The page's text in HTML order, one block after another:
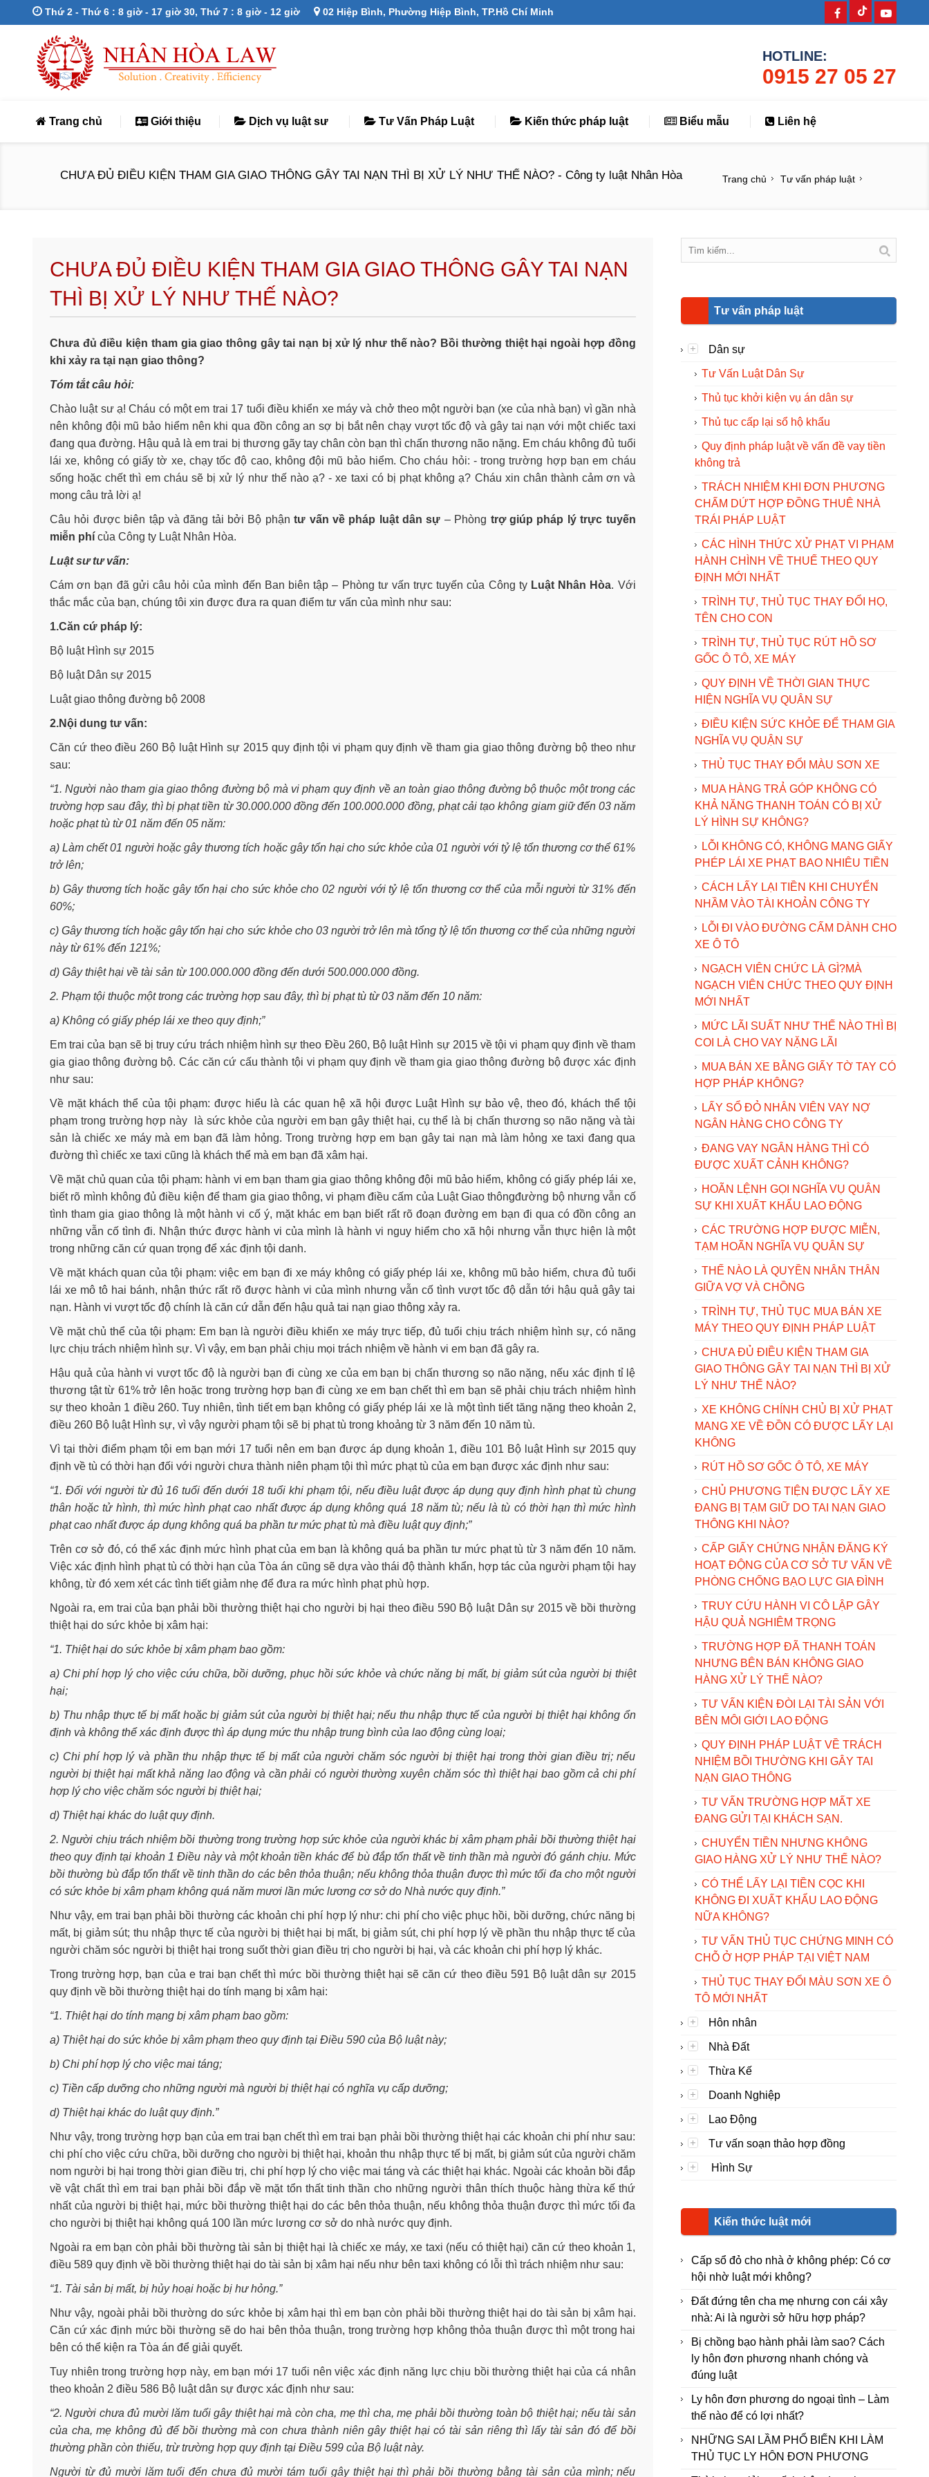
Thứ 2 - Thứ 6 : 8 giờ - 17 giờ 30, Thứ 7 : 8 giờ - 12 giờ 02 Hiệp Bình, Phường Hiệp Bình, TP.Hồ Chí Minh
HOTLINE:
0915 27 05 27
Trang chủ Giới thiệu Dịch vụ luật sư Tư Vấn Pháp Luật Kiến thức pháp luật Biểu mẫu Liên hệ
CHƯA ĐỦ ĐIỀU KIỆN THAM GIA GIAO THÔNG GÂY TAI NẠN THÌ BỊ XỬ LÝ NHƯ THẾ NÀO? - Công ty luật Nhân Hòa Trang chủ Tư vấn pháp luật
CHƯA ĐỦ ĐIỀU KIỆN THAM GIA GIAO THÔNG GÂY TAI NẠN
THÌ BỊ XỬ LÝ NHƯ THẾ NÀO?
Chưa đủ điều kiện tham gia giao thông gây tai nạn bị xử lý như thế nào? Bồi thường thiệt hại ngoài hợp đồng
khi xảy ra tại nạn giao thông?
Tóm tắt câu hỏi:
Chào luật sư ạ! Cháu có một em trai 17 tuổi điều khiển xe máy và chở theo một người bạn (xe của nhà bạn) vì gần nhà
nên không đội mũ bảo hiểm nên khi qua đồn công an sợ bị bắt nên chạy vượt tốc độ và gây tai nạn với một chiếc taxi
đang qua đường. Hậu quả là em trai bị thương gãy tay chân còn bạn thì chấn thương não nặng. Em cháu không đủ tuổi
lái xe, không có giấy tờ xe, chạy tốc độ cao, không đội mũ bảo hiểm. Cho cháu hỏi: - trong trường hợp bạn em cháu
sống hoặc chết thì em cháu sẽ bị xử lý như thế nào ạ? - xe taxi có bị phạt không ạ? Cháu xin chân thành cảm ơn và
mong câu trả lời ạ!
Câu hỏi được biên tập và đăng tải bởi Bộ phậntư vấn về pháp luật dân sự – Phòng trợ giúp pháp lý trực tuyến
miễn phí của Công ty Luật Nhân Hòa.
Luật sư tư vấn:
Cám ơn bạn đã gửi câu hỏi của mình đến Ban biên tập – Phòng tư vấn trực tuyến của Công ty Luật Nhân Hòa. Với
thắc mắc của bạn, chúng tôi xin được đưa ra quan điểm tư vấn của mình như sau:
1.Căn cứ pháp lý:
Bộ luật Hình sự 2015
Bộ luật Dân sự 2015
Luật giao thông đường bộ 2008
2.Nội dung tư vấn:
Căn cứ theo điều 260 Bộ luật Hình sự 2015 quy định tội vi phạm quy định về tham gia giao thông đường bộ theo như
sau:
“1. Người nào tham gia giao thông đường bộ mà vi phạm quy định về an toàn giao thông đường bộ thuộc một trong các
trường hợp sau đây, thì bị phạt tiền từ 30.000.000 đồng đến 100.000.000 đồng, phạt cải tạo không giam giữ đến 03 năm
hoặc phạt tù từ 01 năm đến 05 năm:
a) Làm chết 01 người hoặc gây thương tích hoặc gây tổn hại cho sức khỏe của 01 người với tỷ lệ tổn thương cơ thể 61%
trở lên;
b) Gây thương tích hoặc gây tổn hại cho sức khỏe cho 02 người với tỷ lệ tổn thương cơ thể của mỗi người từ 31% đến
60%;
c) Gây thương tích hoặc gây tổn hại cho sức khỏe cho 03 người trở lên mà tổng tỷ lệ tổn thương cơ thể của những người
này từ 61% đến 121%;
d) Gây thiệt hại về tài sản từ 100.000.000 đồng đến dưới 500.000.000 đồng.
2. Phạm tội thuộc một trong các trường hợp sau đây, thì bị phạt tù từ 03 năm đến 10 năm:
a) Không có giấy phép lái xe theo quy định;”
Em trai của bạn sẽ bị truy cứu trách nhiệm hình sự theo Đều 260, Bộ luật Hình sự 2015 về tội vi phạm quy định về tham
gia giao thông đường bộ. Các căn cứ cấu thành tội vi phạm quy định về tham gia giao thông đường bộ được xác định
như sau:
Về mặt khách thể của tội phạm: được hiểu là các quan hệ xã hội được Luật Hình sự bảo vệ, theo đó, khách thể tội
phạm trong trường hợp này là sức khỏe của người em bạn gây thiệt hại, cụ thể là bị chấn thương sọ não nặng và tài
sản là chiếc xe máy mà em bạn đã làm hỏng. Trong trường hợp em bạn gây tai nạn mà làm hỏng xe taxi đang qua
đường thì chiếc xe taxi cũng là khách thể mà em bạn đã xâm hại.
Về mặt chủ quan của tội phạm: hành vi em bạn tham gia giao thông không đội mũ bảo hiểm, không có giấy phép lái xe,
biết rõ mình không đủ điều kiện để tham gia giao thông, vi phạm điều cấm của Luật Giao thôngđường bộ nhưng vẫn cố
tình tham gia giao thông là một hành vi cố ý, mặt khác em bạn biết rất rõ đoạn đường em bạn đi qua có đồn công an
những vẫn cố tình đi. Nhận thức được hành vi của mình là hành vi nguy hiểm cho xã hội nhưng vẫn thực hiện là một
trong những căn cứ quan trọng để xác định tội danh.
Về mặt khách quan của tội phạm: việc em bạn đi xe máy không có giấy phép lái xe, không mũ bảo hiểm, chưa đủ tuổi
lái xe mô tô hai bánh, nhận thức rất rõ được hành vi của mình nhưng vẫn cố tình vượt tốc độ dẫn tới hậu quả gây tai
nạn. Hành vi vượt tốc độ chính là căn cứ dẫn đến hậu quả tai nạn giao thông xảy ra.
Về mặt chủ thể của tội phạm: Em bạn là người điều khiển xe máy trực tiếp, đủ tuổi chịu trách nhiệm hình sự, có năng
lực chịu trách nhiệm hình sự. Vì vậy, em bạn phải chịu mọi trách nhiệm về hành vi em bạn đã gây ra.
Hậu quả của hành vi vượt tốc độ là người bạn đi cùng xe của em bạn bị chấn thương sọ não nặng, nếu xác định tỉ lệ
thương tật từ 61% trở lên hoặc trong trường hợp bạn đi cùng xe em bạn chết thì em bạn sẽ phải chịu trách nhiệm hình
sự theo khoản 1 điều 260. Tuy nhiên, tình tiết em bạn không có giấy phép lái xe là một tình tiết tăng nặng theo khoản 2,
điều 260 Bộ luật Hình sự, vì vậy người phạm tội sẽ bị phạt tù trong khoảng từ 3 năm đến 10 năm tù.
Vì tại thời điểm phạm tội em bạn mới 17 tuổi nên em bạn được áp dụng khoản 1, điều 101 Bộ luật Hình sự 2015 quy
định về tù có thời hạn đối với người chưa thành niên phạm tội thì mức phạt tù của em bạn được xác định như sau:
“1. Đối với người từ đủ 16 tuổi đến dưới 18 tuổi khi phạm tội, nếu điều luật được áp dụng quy định hình phạt tù chung
thân hoặc tử hình, thì mức hình phạt cao nhất được áp dụng không quá 18 năm tù; nếu là tù có thời hạn thì mức hình
phạt cao nhất được áp dụng không quá ba phần tư mức phạt tù mà điều luật quy định;”
Trên cơ sở đó, có thể xác định mức hình phạt của em bạn là không quá ba phần tư mức phạt tù từ 3 năm đến 10 năm.
Việc xác định hình phạt tù có thời hạn của Tòa án cũng sẽ dựa vào thái độ thành khẩn, hợp tác của người phạm tội hay
không, từ đó xem xét các tình tiết giảm nhẹ để đưa ra mức hình phạt phù hợp.
Ngoài ra, em trai của bạn phải bồi thường thiệt hại cho người bị hại theo điều 590 Bộ luật Dân sự 2015 về bồi thường
thiệt hại do sức khỏe bị xâm hại:
“1. Thiệt hại do sức khỏe bị xâm phạm bao gồm:
a) Chi phí hợp lý cho việc cứu chữa, bồi dưỡng, phục hồi sức khỏe và chức năng bị mất, bị giảm sút của người bị thiệt
hại;
b) Thu nhập thực tế bị mất hoặc bị giảm sút của người bị thiệt hại; nếu thu nhập thực tế của người bị thiệt hại không ổn
định và không thể xác định được thì áp dụng mức thu nhập trung bình của lao động cùng loại;
c) Chi phí hợp lý và phần thu nhập thực tế bị mất của người chăm sóc người bị thiệt hại trong thời gian điều trị; nếu
người bị thiệt hại mất khả năng lao động và cần phải có người thường xuyên chăm sóc thì thiệt hại bao gồm cả chi phí
hợp lý cho việc chăm sóc người bị thiệt hại;
d) Thiệt hại khác do luật quy định.
2. Người chịu trách nhiệm bồi thường trong trường hợp sức khỏe của người khác bị xâm phạm phải bồi thường thiệt hại
theo quy định tại khoản 1 Điều này và một khoản tiền khác để bù đắp tổn thất về tinh thần mà người đó gánh chịu. Mức
bồi thường bù đắp tổn thất về tinh thần do các bên thỏa thuận; nếu không thỏa thuận được thì mức tối đa cho một người
có sức khỏe bị xâm phạm không quá năm mươi lần mức lương cơ sở do Nhà nước quy định.”
Như vậy, em trai bạn phải bồi thường các khoản chi phí hợp lý như: chi phí cho việc phục hồi, bồi dưỡng, chức năng bị
mất, bị giảm sút; thu nhập thực tế của người bị thiệt hại bị mất, bị giảm sút, chi phí hợp lý về phần thu nhập thực tế của
người chăm sóc người bị thiệt hại trong suốt thời gian điều trị cho người bị hại, và các khoản chi phí hợp lý khác.
Trong trường hợp, bạn của e trai bạn chết thì mức bồi thường thiệt hại sẽ căn cứ theo điều 591 Bộ luật dân sự 2015
quy định về bồi thường thiệt hại do tính mạng bị xâm hại:
“1. Thiệt hại do tính mạng bị xâm phạm bao gồm:
a) Thiệt hại do sức khỏe bị xâm phạm theo quy định tại Điều 590 của Bộ luật này;
b) Chi phí hợp lý cho việc mai táng;
c) Tiền cấp dưỡng cho những người mà người bị thiệt hại có nghĩa vụ cấp dưỡng;
d) Thiệt hại khác do luật quy định.”
Như vậy, trong trường hợp bạn của em trai bạn chết thì em trai bạn phải bồi thường thiệt hại các khoản chi phí như sau:
chi phí cho việc cứu chữa, bồi dưỡng cho người bị thiệt hại, khoản thu nhập thực tế bị mất, bị giảm sút của người chăm
nom người bị hại trong thời gian điều trị, chi phí hợp lý cho việc mai táng và các thiệt hại khác. Ngoài các khoản bồi đắp
về vật chất thì em trai bạn phải bồi đắp về mặt tổn thất tinh thần cho những người thân thích thuộc hàng thừa kế thứ
nhất của người bị thiệt hại, mức bồi thường thiệt hại do các bên thỏa thuận, nếu không thỏa thuận được thì mức tối đa
cho người bị thiệt hại không quá 100 lần mức lương cơ sở do nhà nước quy định.
Ngoài ra em bạn còn phải bồi thường tài sản bị thiệt hại là chiếc xe máy, xe taxi (nếu có thiệt hại) căn cứ theo khoản 1,
điều 589 quy định về bồi thường thiệt hại do tài sản bị xâm hại nếu như bên taxi không có lỗi thì trách nhiệm như sau:
“1. Tài sản bị mất, bị hủy hoại hoặc bị hư hỏng.”
Như vậy, ngoài phải bồi thường do sức khỏe bị xâm hại thì em bạn còn phải bồi thường thiệt hại do tài sản bị xâm hại.
Căn cứ xác định mức bồi thường sẽ do hai bên thỏa thuận, trong trường hợp không thỏa thuận được thì một trong hai
bên có thể kiện ra Tòa án để giải quyết.
Tuy nhiên trong trường hợp này, em bạn mới 17 tuổi nên việc xác định năng lực chịu bồi thường thiệt hại của cá nhân
theo khoản 2 điều 586 Bộ luật dân sự được xác định như sau:
“2. Người chưa đủ mười lăm tuổi gây thiệt hại mà còn cha, mẹ thì cha, mẹ phải bồi thường toàn bộ thiệt hại; nếu tài sản
của cha, mẹ không đủ để bồi thường mà con chưa thành niên gây thiệt hại có tài sản riêng thì lấy tài sản đó để bồi
thường phần còn thiếu, trừ trường hợp quy định tại Điều 599 của Bộ luật này.
Người từ đủ mười lăm tuổi đến chưa đủ mười tám tuổi gây thiệt hại thì phải bồi thường bằng tài sản của mình; nếu
Tư vấn pháp luật
Dân sự
Tư Vấn Luật Dân Sự
Thủ tục khởi kiện vụ án dân sự
Thủ tục cấp lại sổ hộ khẩu
Quy định pháp luật về vấn đề vay tiền
không trả
TRÁCH NHIỆM KHI ĐƠN PHƯƠNG
CHẤM DỨT HỢP ĐỒNG THUÊ NHÀ
TRÁI PHÁP LUẬT
CÁC HÌNH THỨC XỬ PHẠT VI PHẠM
HÀNH CHÌNH VỀ THUẾ THEO QUY
ĐỊNH MỚI NHẤT
TRÌNH TỰ, THỦ TỤC THAY ĐỔI HỌ,
TÊN CHO CON
TRÌNH TỰ, THỦ TỤC RÚT HỒ SƠ
GỐC Ô TÔ, XE MÁY
QUY ĐỊNH VỀ THỜI GIAN THỰC
HIỆN NGHĨA VỤ QUÂN SỰ
ĐIỀU KIỆN SỨC KHỎE ĐỂ THAM GIA
NGHĨA VỤ QUẬN SỰ
THỦ TỤC THAY ĐỔI MÀU SƠN XE
MUA HÀNG TRẢ GÓP KHÔNG CÓ
KHẢ NĂNG THANH TOÁN CÓ BỊ XỬ
LÝ HÌNH SỰ KHÔNG?
LỖI KHÔNG CÓ, KHÔNG MANG GIẤY
PHÉP LÁI XE PHẠT BAO NHIÊU TIỀN
CÁCH LẤY LẠI TIỀN KHI CHUYỂN
NHẦM VÀO TÀI KHOẢN CÔNG TY
LỖI ĐI VÀO ĐƯỜNG CẤM DÀNH CHO
XE Ô TÔ
NGẠCH VIÊN CHỨC LÀ GÌ?MÀ
NGẠCH VIÊN CHỨC THEO QUY ĐỊNH
MỚI NHẤT
MỨC LÃI SUẤT NHƯ THẾ NÀO THÌ BỊ
COI LÀ CHO VAY NẶNG LÃI
MUA BÁN XE BẰNG GIẤY TỜ TAY CÓ
HỢP PHÁP KHÔNG?
LẤY SỔ ĐỎ NHÂN VIÊN VAY NỢ
NGÂN HÀNG CHO CÔNG TY
ĐANG VAY NGÂN HÀNG THÌ CÓ
ĐƯỢC XUẤT CẢNH KHÔNG?
HOÃN LỆNH GỌI NGHĨA VỤ QUÂN
SỰ KHI XUẤT KHẨU LAO ĐỘNG
CÁC TRƯỜNG HỢP ĐƯỢC MIỄN,
TẠM HOÃN NGHĨA VỤ QUÂN SỰ
THẾ NÀO LÀ QUYỀN NHÂN THÂN
GIỮA VỢ VÀ CHỒNG
TRÌNH TỰ, THỦ TỤC MUA BÁN XE
MÁY THEO QUY ĐỊNH PHÁP LUẬT
CHƯA ĐỦ ĐIỀU KIỆN THAM GIA
GIAO THÔNG GÂY TAI NẠN THÌ BỊ XỬ
LÝ NHƯ THẾ NÀO?
XE KHÔNG CHÍNH CHỦ BỊ XỬ PHẠT
MANG XE VỀ ĐỒN CÓ ĐƯỢC LẤY LẠI
KHÔNG
RÚT HỒ SƠ GỐC Ô TÔ, XE MÁY
CHỦ PHƯƠNG TIỆN ĐƯỢC LẤY XE
ĐANG BỊ TẠM GIỮ DO TAI NẠN GIAO
THÔNG KHI NÀO?
CẤP GIẤY CHỨNG NHẬN ĐĂNG KÝ
HOẠT ĐỘNG CỦA CƠ SỞ TƯ VẤN VỀ
PHÒNG CHỐNG BẠO LỰC GIA ĐÌNH
TRUY CỨU HÀNH VI CÔ LẬP GÂY
HẬU QUẢ NGHIÊM TRỌNG
TRƯỜNG HỢP ĐÃ THANH TOÁN
NHƯNG BÊN BÁN KHÔNG GIAO
HÀNG XỬ LÝ THẾ NÀO?
TƯ VẤN KIỆN ĐÒI LẠI TÀI SẢN VỚI
BÊN MÔI GIỚI LAO ĐỘNG
QUY ĐỊNH PHÁP LUẬT VỀ TRÁCH
NHIỆM BỒI THƯỜNG KHI GÂY TAI
NẠN GIAO THÔNG
TƯ VẤN TRƯỜNG HỢP MẤT XE
ĐANG GỬI TẠI KHÁCH SẠN.
CHUYỂN TIỀN NHƯNG KHÔNG
GIAO HÀNG XỬ LÝ NHƯ THẾ NÀO?
CÓ THỂ LẤY LẠI TIỀN CỌC KHI
KHÔNG ĐI XUẤT KHẨU LAO ĐỘNG
NỮA KHÔNG?
TƯ VẤN THỦ TỤC CHỨNG MINH CÓ
CHỖ Ở HỢP PHÁP TẠI VIỆT NAM
THỦ TỤC THAY ĐỔI MÀU SƠN XE Ô
TÔ MỚI NHẤT
Hôn nhân
Nhà Đất
Thừa Kế
Doanh Nghiệp
Lao Động
Tư vấn soạn thảo hợp đồng
Hình Sự
Kiến thức luật mới
Cấp sổ đỏ cho nhà ở không phép: Có cơ
hội nhờ luật mới không?
Đất đứng tên cha mẹ nhưng con cái xây
nhà: Ai là người sở hữu hợp pháp?
Bị chồng bạo hành phải làm sao? Cách
ly hôn đơn phương nhanh chóng và
đúng luật
Ly hôn đơn phương do ngoại tình – Làm
thế nào để có lợi nhất?
NHỮNG SAI LẦM PHỔ BIẾN KHI LÀM
THỦ TỤC LY HÔN ĐƠN PHƯƠNG